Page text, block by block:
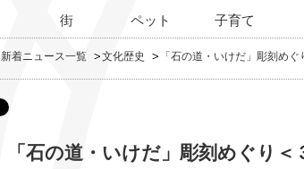
街 ペット 子育て
新着ニュース一覧 文化歴史 「石の道・いけだ」彫刻め
「石の道・いけだ」彫刻めぐり